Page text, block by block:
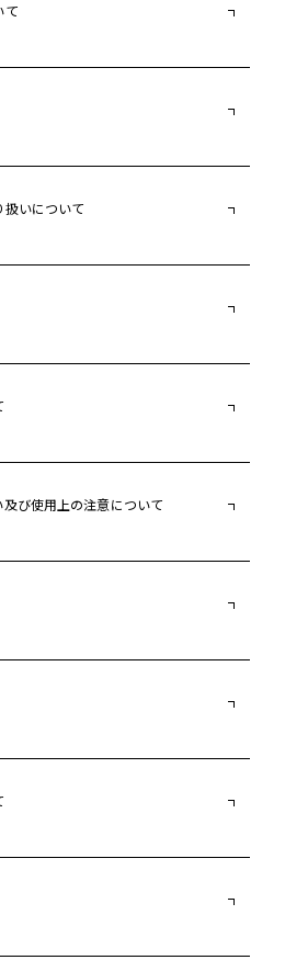
て
扱いについて
び使用上の注意について